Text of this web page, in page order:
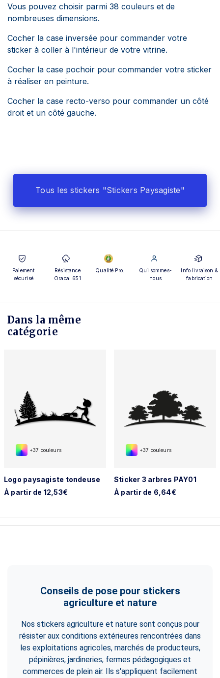
Vous pouvez choisir parmi 38 couleurs et de
nombreuses dimensions.
Cocher la case inversée pour commander votre
sticker à coller à l'intérieur de votre vitrine.
Cocher la case pochoir pour commander votre sticker
à réaliser en peinture.
Cocher la case recto-verso pour commander un côté
droit et un côté gauche.
Tous les stickers "Stickers Paysagiste"
Paiement
sécurisé
Résistance
Oracal 651
Qualité Pro.
Qui sommes-
nous
Info livraison &
fabrication
Dans la même
catégorie
+37 couleurs
Logo paysagiste tondeuse
À partir de 12,53€
+37 couleurs
Sticker 3 arbres PAY01
À partir de 6,64€
Conseils de pose pour stickers
agriculture et nature
Nos stickers agriculture et nature sont conçus pour
résister aux conditions extérieures rencontrées dans
les exploitations agricoles, marchés de producteurs,
pépinières, jardineries, fermes pédagogiques et
commerces de plein air. Ils s'appliquent facilement